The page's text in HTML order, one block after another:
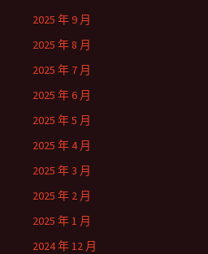
2025 年 9 月
2025 年 8 月
2025 年 7 月
2025 年 6 月
2025 年 5 月
2025 年 4 月
2025 年 3 月
2025 年 2 月
2025 年 1 月
2024 年 12 月